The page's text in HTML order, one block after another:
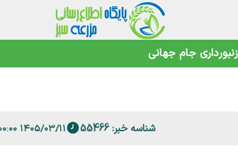
زنبورداری جام جهانی
شناسه خبر: 55466 ۱۴۰۵/۰۳/۱۱ ۲۰:۰۰:۰۰